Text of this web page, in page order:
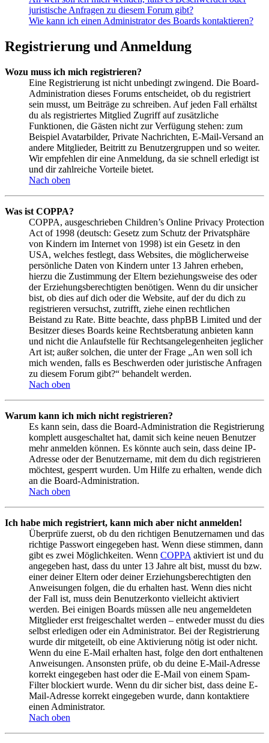
juristische Anfragen zu diesem Forum gibt?
Wie kann ich einen Administrator des Boards kontaktieren?
Registrierung und Anmeldung
Wozu muss ich mich registrieren?
Eine Registrierung ist nicht unbedingt zwingend. Die Board-
Administration dieses Forums entscheidet, ob du registriert
sein musst, um Beiträge zu schreiben. Auf jeden Fall erhältst
du als registriertes Mitglied Zugriff auf zusätzliche
Funktionen, die Gästen nicht zur Verfügung stehen: zum
Beispiel Avatarbilder, Private Nachrichten, E-Mail-Versand an
andere Mitglieder, Beitritt zu Benutzergruppen und so weiter.
Wir empfehlen dir eine Anmeldung, da sie schnell erledigt ist
und dir zahlreiche Vorteile bietet.
Nach oben
Was ist COPPA?
COPPA, ausgeschrieben Children’s Online Privacy Protection
Act of 1998 (deutsch: Gesetz zum Schutz der Privatsphäre
von Kindern im Internet von 1998) ist ein Gesetz in den
USA, welches festlegt, dass Websites, die möglicherweise
persönliche Daten von Kindern unter 13 Jahren erheben,
hierzu die Zustimmung der Eltern beziehungsweise des oder
der Erziehungsberechtigten benötigen. Wenn du dir unsicher
bist, ob dies auf dich oder die Website, auf der du dich zu
registrieren versuchst, zutrifft, ziehe einen rechtlichen
Beistand zu Rate. Bitte beachte, dass phpBB Limited und der
Besitzer dieses Boards keine Rechtsberatung anbieten kann
und nicht die Anlaufstelle für Rechtsangelegenheiten jeglicher
Art ist; außer solchen, die unter der Frage „An wen soll ich
mich wenden, falls es Beschwerden oder juristische Anfragen
zu diesem Forum gibt?“ behandelt werden.
Nach oben
Warum kann ich mich nicht registrieren?
Es kann sein, dass die Board-Administration die Registrierung
komplett ausgeschaltet hat, damit sich keine neuen Benutzer
mehr anmelden können. Es könnte auch sein, dass deine IP-
Adresse oder der Benutzername, mit dem du dich registrieren
möchtest, gesperrt wurden. Um Hilfe zu erhalten, wende dich
an die Board-Administration.
Nach oben
Ich habe mich registriert, kann mich aber nicht anmelden!
Überprüfe zuerst, ob du den richtigen Benutzernamen und das
richtige Passwort eingegeben hast. Wenn diese stimmen, dann
gibt es zwei Möglichkeiten. Wenn COPPA aktiviert ist und du
angegeben hast, dass du unter 13 Jahre alt bist, musst du bzw.
einer deiner Eltern oder deiner Erziehungsberechtigten den
Anweisungen folgen, die du erhalten hast. Wenn dies nicht
der Fall ist, muss dein Benutzerkonto vielleicht aktiviert
werden. Bei einigen Boards müssen alle neu angemeldeten
Mitglieder erst freigeschaltet werden – entweder musst du dies
selbst erledigen oder ein Administrator. Bei der Registrierung
wurde dir mitgeteilt, ob eine Aktivierung nötig ist oder nicht.
Wenn du eine E-Mail erhalten hast, folge den dort enthaltenen
Anweisungen. Ansonsten prüfe, ob du deine E-Mail-Adresse
korrekt eingegeben hast oder die E-Mail von einem Spam-
Filter blockiert wurde. Wenn du dir sicher bist, dass deine E-
Mail-Adresse korrekt eingegeben wurde, dann kontaktiere
einen Administrator.
Nach oben